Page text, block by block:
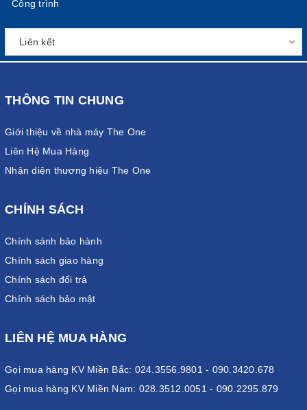
Công trình
THÔNG TIN CHUNG
Giới thiệu về nhà máy The One
Liên Hệ Mua Hàng
Nhận diện thương hiệu The One
CHÍNH SÁCH
Chính sánh bảo hành
Chính sách giao hàng
Chính sách đổi trả
Chính sách bảo mật
LIÊN HỆ MUA HÀNG
Gọi mua hàng KV Miền Bắc: 024.3556.9801 - 090.3420.678
Gọi mua hàng KV Miền Nam: 028.3512.0051 - 090.2295.879